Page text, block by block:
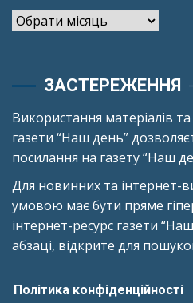
Архіви
ЗАСТЕРЕЖЕННЯ
Використання матеріалів
газети “Наш день”
посилання на газету “Наш
Для новинних та інтернет-
умовою має бути пряме
інтернет-ресурс газети
абзаці, відкрите для
Політика конфіденційності